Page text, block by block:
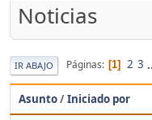
Noticias
IR ABAJO Páginas 1 2 3
Asunto/Iniciado por